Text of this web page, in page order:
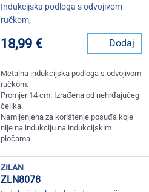
Indukcijska podloga s odvojivom
ručkom,
18,99 € Dodaj
Metalna indukcijska podloga s odvojivom
ručkom.
Promjer 14 cm. Izrađena od nehrđajućeg
čelika.
Namijenjena za korištenje posuđa koje
nije na indukciju na indukcijskim
pločama.
zilan
ZLN8078